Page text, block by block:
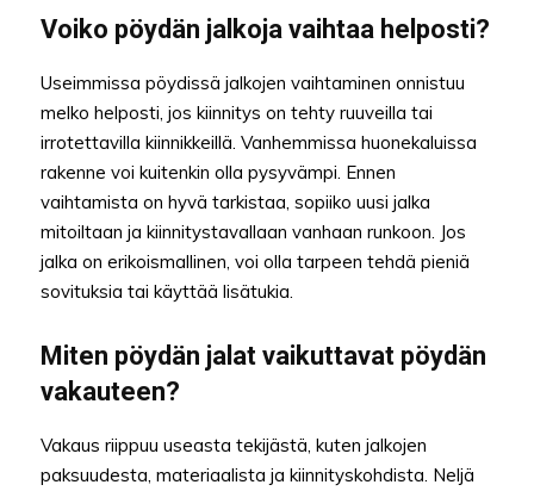
Voiko pöydän jalkoja vaihtaa helposti?
Useimmissa pöydissä jalkojen vaihtaminen onnistuu
melko helposti, jos kiinnitys on tehty ruuveilla tai
irrotettavilla kiinnikkeillä. Vanhemmissa huonekaluissa
rakenne voi kuitenkin olla pysyvämpi. Ennen
vaihtamista on hyvä tarkistaa, sopiiko uusi jalka
mitoiltaan ja kiinnitystavallaan vanhaan runkoon. Jos
jalka on erikoismallinen, voi olla tarpeen tehdä pieniä
sovituksia tai käyttää lisätukia.
Miten pöydän jalat vaikuttavat pöydän
vakauteen?
Vakaus riippuu useasta tekijästä, kuten jalkojen
paksuudesta, materiaalista ja kiinnityskohdista. Neljä